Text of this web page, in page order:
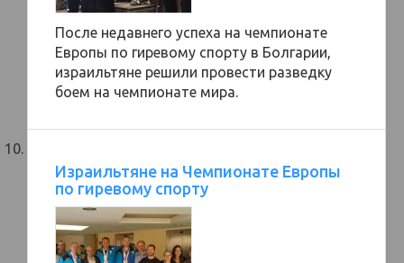
После недавнего успеха на чемпионате
Европы по гиревому спорту в Болгарии,
израильтяне решили провести разведку
боем на чемпионате мира.
Израильтяне на Чемпионате Европы
по гиревому спорту